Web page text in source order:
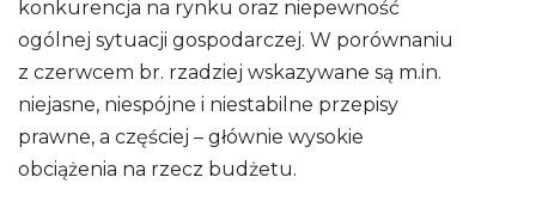
konkurencja na rynku oraz niepewność
ogólnej sytuacji gospodarczej. W porównaniu
z czerwcem br. rzadziej wskazywane są m.in.
niejasne, niespójne i niestabilne przepisy
prawne, a częściej – głównie wysokie
obciążenia na rzecz budżetu.